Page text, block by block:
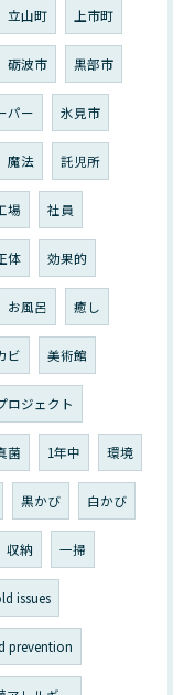
立山町 上市町
砺波市 黒部市
パー 氷見市
魔法 託児所
場 社員
体 効果的
お風呂 癒し
ビ 美術館
ロジェクト
菌 1年中 環境
黒かび 白かび
収納 一掃
issues
prevention